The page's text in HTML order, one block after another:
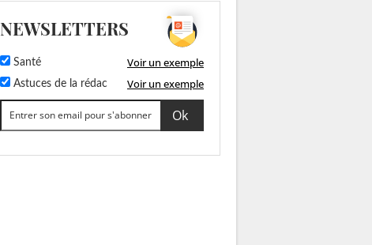
NEWSLETTERS
Santé Voir un exemple
Astuces de la rédac Voir un exemple